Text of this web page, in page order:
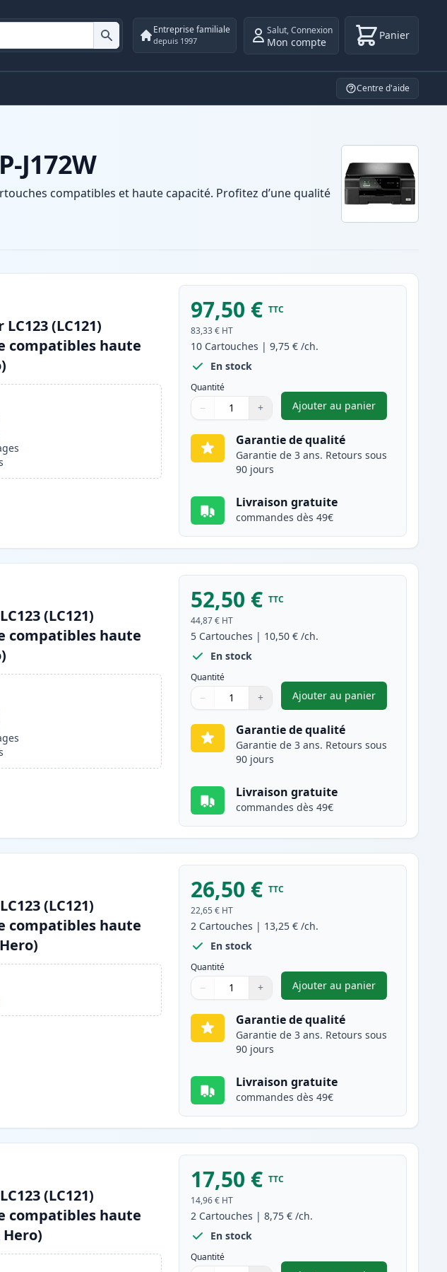
Entreprise familiale
depuis 1997
Salut,Connexion
Mon compte Panier
Centre d'aide
J172W
compatibles et haute capacité. Profitez d’une qualité
(LC121)
compatibles haute
97,50 € TTC
83,33 € HT
10 Cartouches |9,75 € /ch.
En stock
Quantité
Quantité
Utilisez les boutons pour ajuster
− +
Quantité
Ajouter au panier
,Pack de 10 Brother
Garantie de qualité
Garantie de 3 ans. Retours sous
90 jours
Livraison gratuite
commandes dès 49€
(LC121)
compatibles haute
52,50 € TTC
44,87 € HT
5 Cartouches | 10,50 € /ch.
En stock
Quantité
Quantité
Utilisez les boutons pour ajuster
− +
Quantité
Ajouter au panier
,Pack de 5 Brother
Garantie de qualité
Garantie de 3 ans. Retours sous
90 jours
Livraison gratuite
commandes dès 49€
(LC121)
compatibles haute
26,50 € TTC
22,65 € HT
2 Cartouches | 13,25 € /ch.
En stock
Quantité
Quantité
Utilisez les boutons pour ajuster
− +
Quantité
Ajouter au panier
,Pack de 2 Brother
Garantie de qualité
Garantie de 3 ans. Retours sous
90 jours
Livraison gratuite
commandes dès 49€
(LC121)
compatibles haute
17,50 € TTC
14,96 € HT
2 Cartouches |8,75 € /ch.
En stock
Quantité